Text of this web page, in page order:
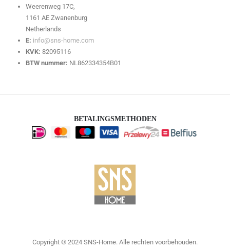
Weerenweg 17C,
1161 AE Zwanenburg
Netherlands
E: info@sns-home.com
KVK: 82095116
BTW nummer: NL862334354B01
BETALINGSMETHODEN
Copyright © 2024 SNS-Home. Alle rechten voorbehouden.